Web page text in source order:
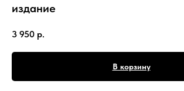
издание
3 950 р.
В корзину